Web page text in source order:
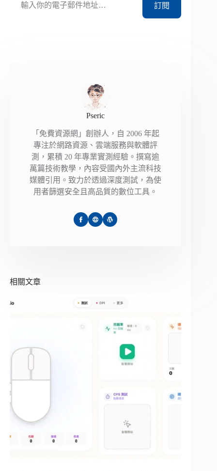
訂閱
Pseric
「免費資源網」創辦人，自 2006 年起
專注於網路資源、雲端服務與軟體評
測，累積 20 年專業實測經驗。撰寫逾
萬篇技術教學，內容受國內外主流科技
媒體引用。致力於透過深度測試，為使
用者篩選安全且高品質的數位工具。
相關文章